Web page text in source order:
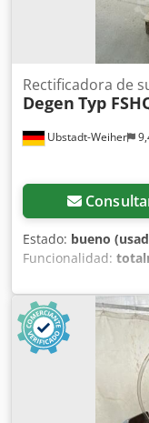
Ubstadt-Weiher
Rectificadora de
Degen Typ
Estado: bueno
Funcionalidad:
de precisión Degen
Datos técnicos y
1986 >> Longitud
máximo de
muela nueva/
manual: 300 x 150
de aproximación >>
requerida: 2,0 kW